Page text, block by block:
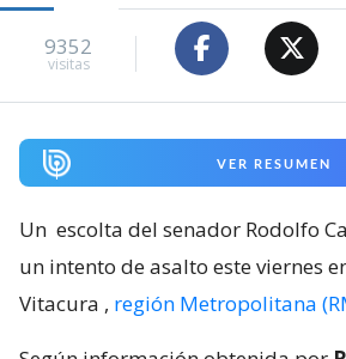
9352
visitas
VER RESUMEN
Un escolta del senador Rodolfo
un intento de asalto este viernes
Vitacura , región Metropolitana